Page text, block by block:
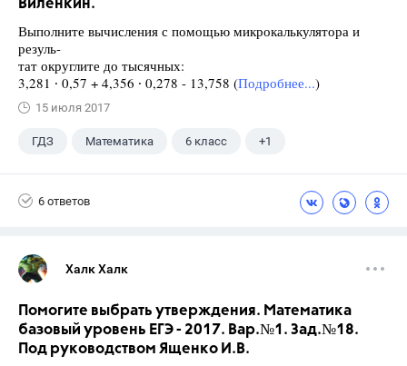
Виленкин.
Выполните вычисления с помощью микрокалькулятора и
резуль-
тат округлите до тысячных:
3,281 ∙ 0,57 + 4,356 ∙ 0,278 - 13,758 (Подробнее...)
15 июля 2017
ГДЗ Математика 6 класс +1
6 ответов
Халк Халк
Помогите выбрать утверждения. Математика
базовый уровень ЕГЭ - 2017. Вар.№1. Зад.№18.
Под руководством Ященко И.В.